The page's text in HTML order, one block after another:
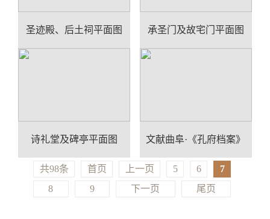
圣迹殿、后土祠平面图 承圣门及故宅门平面图
诗礼堂及碑亭平面图 文献曲阜·《孔府档案》
共98条 首页 上一页 5 6
7
8
9 下一页 尾页